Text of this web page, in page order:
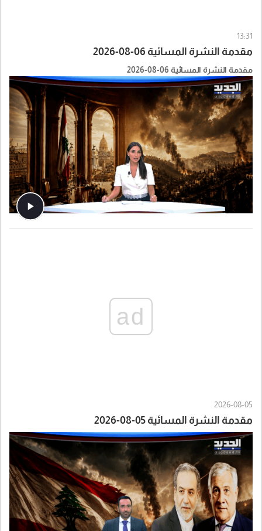
13:31
مقدمة النشرة المسائية 06-08-2026
مقدمة النشرة المسائية 06-08-2026
ad
2026-08-05
مقدمة النشرة المسائية 05-08-2026